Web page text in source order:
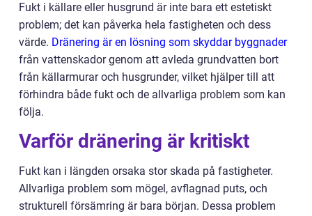
Fukt i källare eller husgrund är inte bara ett estetiskt
problem; det kan påverka hela fastigheten och dess
värde. Dränering är en lösning som skyddar byggnader
från vattenskador genom att avleda grundvatten bort
från källarmurar och husgrunder, vilket hjälper till att
förhindra både fukt och de allvarliga problem som kan
följa.
Varför dränering är kritiskt
Fukt kan i längden orsaka stor skada på fastigheter.
Allvarliga problem som mögel, avflagnad puts, och
strukturell försämring är bara början. Dessa problem